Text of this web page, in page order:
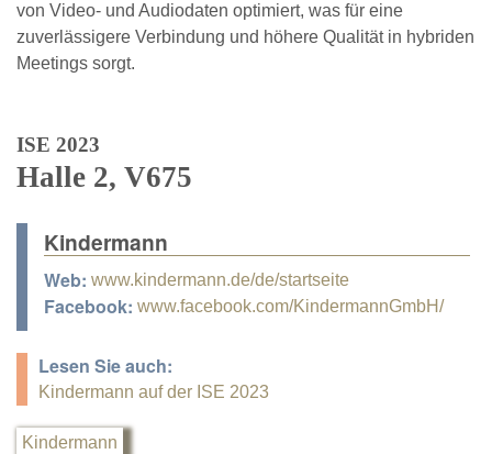
von Video- und Audiodaten optimiert, was für eine
zuverlässigere Verbindung und höhere Qualität in hybriden
Meetings sorgt.
ISE 2023
Halle 2, V675
Kindermann
Web: www.kindermann.de/de/startseite
Facebook: www.facebook.com/KindermannGmbH/
Lesen Sie auch:
Kindermann auf der ISE 2023
Kindermann